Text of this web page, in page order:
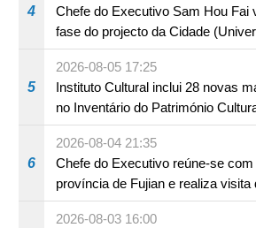
4
Chefe do Executivo Sam Hou Fai
fase do projecto da Cidade
Educação Internacional de Macau
5
2026-08-05 17:25
Instituto Cultural inclui 28 novas
no Inventário do Património
6
2026-08-04 21:35
Chefe do Executivo reúne-se
província de Fujian e realiza visita
em Fuzhou
2026-08-03 16:00